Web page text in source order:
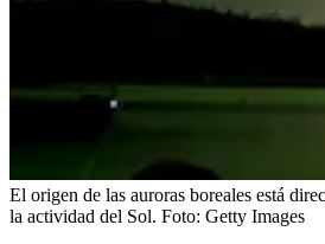
El origen de las auroras boreales está
la actividad del Sol. Foto: Getty Images